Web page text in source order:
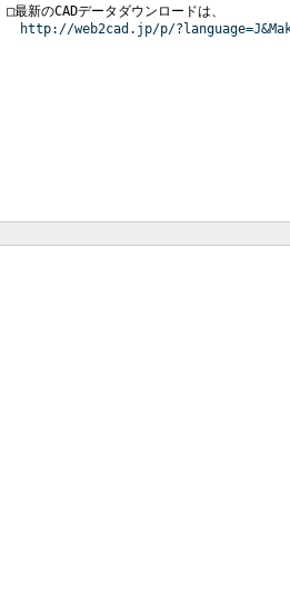
□最新のCADデータダウンロードは、
http://web2cad.jp/p/